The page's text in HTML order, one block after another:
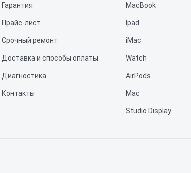
Гарантия
Прайс-лист
Срочный ремонт
Доставка и способы оплаты
Диагностика
Контакты
MacBook
Ipad
iMac
Watch
AirPods
Mac
Studio Display